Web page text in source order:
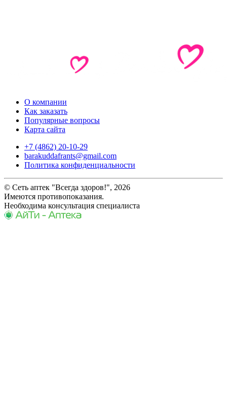
О компании
Как заказать
Популярные вопросы
Карта сайта
+7 (4862) 20-10-29
barakuddafrants@gmail.com
Политика конфиденциальности
© Сеть аптек "Всегда здоров!", 2026
Имеются противопоказания.
Необходима консультация специалиста